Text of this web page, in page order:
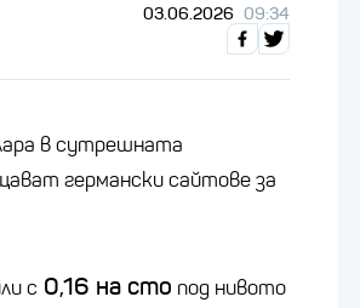
03.06.2026 09:34
в сутрешната
германски сайтове за
с 0,16 на сто под нивото